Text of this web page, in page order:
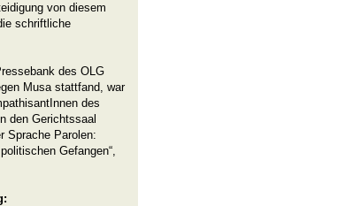
von diesem
schriftliche
des OLG
Musa stattfand, war
des
den Gerichtssaal
Sprache Parolen:
Gefangen“,